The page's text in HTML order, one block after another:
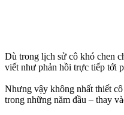
Dù trong lịch sử cô khó chen
viết như phản hồi trực tiếp tới
Nhưng vậy không nhất thiết
trong những năm đầu – thay